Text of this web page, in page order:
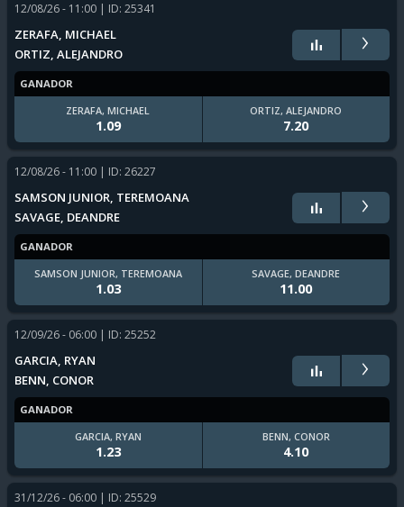
12/08/26 - 11:00 | ID: 25341
ZERAFA, MICHAEL
ORTIZ, ALEJANDRO
›
GANADOR
ZERAFA, MICHAEL
1.09
ORTIZ, ALEJANDRO
7.20
12/08/26 - 11:00 | ID: 26227
SAMSON JUNIOR, TEREMOANA
SAVAGE, DEANDRE
›
GANADOR
SAMSON JUNIOR, TEREMOANA
1.03
SAVAGE, DEANDRE
11.00
12/09/26 - 06:00 | ID: 25252
GARCIA, RYAN
BENN, CONOR
›
GANADOR
GARCIA, RYAN
1.23
BENN, CONOR
4.10
31/12/26 - 06:00 | ID: 25529